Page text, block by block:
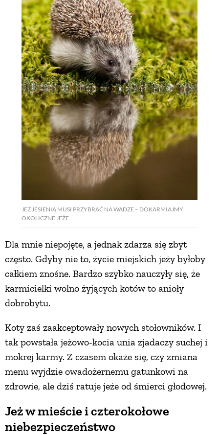
JEŻ JESIENIĄ MUSI PRZYBRAĆ NA WADZE – DOKARMIAJMY
OKOLICZNE JEŻE.
Dla mnie niepojęte, a jednak zdarza się zbyt
często. Gdyby nie to, życie miejskich jeży byłoby
całkiem znośne. Bardzo szybko nauczyły się, że
karmicielki wolno żyjących kotów to anioły
dobrobytu.
Koty zaś zaakceptowały nowych stołowników. I
tak powstała jeżowo-kocia unia zjadaczy suchej i
mokrej karmy. Z czasem okaże się, czy zmiana
menu wyjdzie owadożernemu gatunkowi na
zdrowie, ale dziś ratuje jeże od śmierci głodowej.
Jeż w mieście i czterokołowe
niebezpieczeństwo